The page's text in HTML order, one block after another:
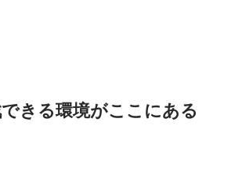
きる環境がここにある